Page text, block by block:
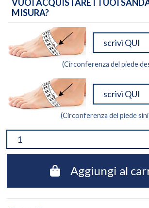
VUOI ACQUISTARE I TUOI
MISURA?
(Circonferenza del piede
(Circonferenza del piede
Aggiungi al